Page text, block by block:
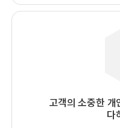
고객의 소중한
다